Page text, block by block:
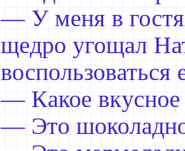
— У меня в
щедро угощал
— Какое
— Это